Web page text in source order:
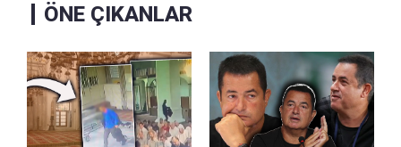
ÖNE ÇIKANLAR